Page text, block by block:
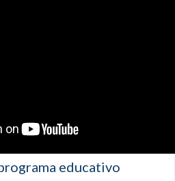
educativo